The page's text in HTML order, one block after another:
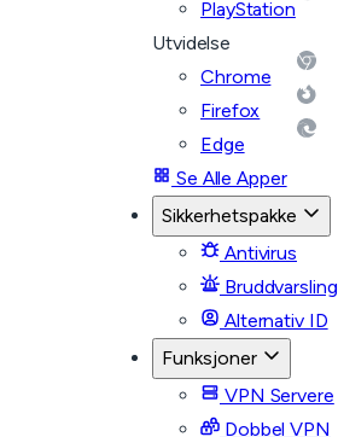
PlayStation
Utvidelse
Chrome
Firefox
Edge
Se Alle Apper
Sikkerhetspakke
Antivirus
Bruddvarsling
Alternativ ID
Funksjoner
VPN Servere
Dobbel VPN